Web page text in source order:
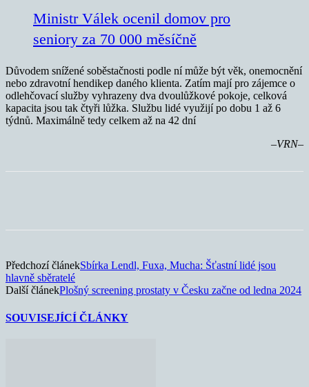
Ministr Válek ocenil domov pro
seniory za 70 000 měsíčně
Důvodem snížené soběstačnosti podle ní může být věk, onemocnění
nebo zdravotní hendikep daného klienta. Zatím mají pro zájemce o
odlehčovací služby vyhrazeny dva dvoulůžkové pokoje, celková
kapacita jsou tak čtyři lůžka. Službu lidé využijí po dobu 1 až 6
týdnů. Maximálně tedy celkem až na 42 dní
–VRN–
Předchozí článekSbírka Lendl, Fuxa, Mucha: Šťastní lidé jsou
hlavně sběratelé
Další článekPlošný screening prostaty v Česku začne od ledna 2024
SOUVISEJÍCÍ ČLÁNKY